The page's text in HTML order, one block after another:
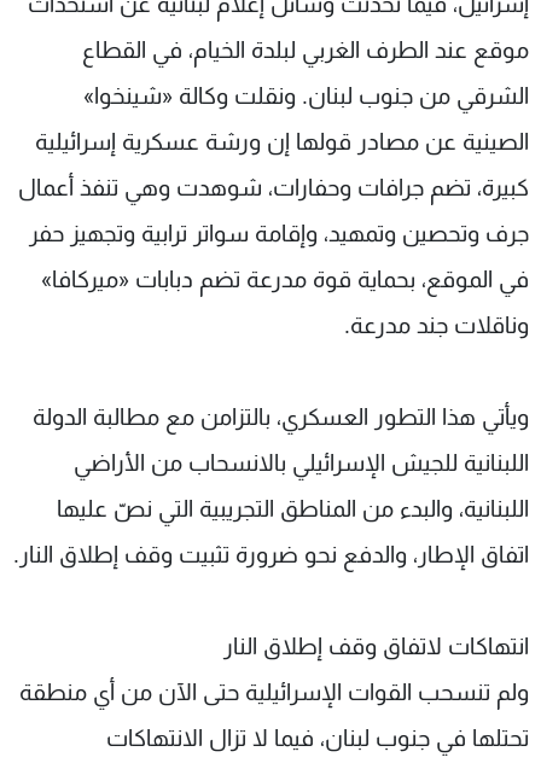
موقع عند الطرف الغربي لبلدة الخيام، في القطاع
الشرقي من جنوب لبنان. ونقلت وكالة «شينخوا»
الصينية عن مصادر قولها إن ورشة عسكرية إسرائيلية
كبيرة، تضم جرافات وحفارات، شوهدت وهي تنفذ أعمال
جرف وتحصين وتمهيد، وإقامة سواتر ترابية وتجهيز حفر
في الموقع، بحماية قوة مدرعة تضم دبابات «ميركافا»
وناقلات جند مدرعة.
ويأتي هذا التطور العسكري، بالتزامن مع مطالبة الدولة
اللبنانية للجيش الإسرائيلي بالانسحاب من الأراضي
اللبنانية، والبدء من المناطق التجريبية التي نصّ عليها
اتفاق الإطار، والدفع نحو ضرورة تثبيت وقف إطلاق النار.
انتهاكات لاتفاق وقف إطلاق النار
ولم تنسحب القوات الإسرائيلية حتى الآن من أي منطقة
تحتلها في جنوب لبنان، فيما لا تزال الانتهاكات